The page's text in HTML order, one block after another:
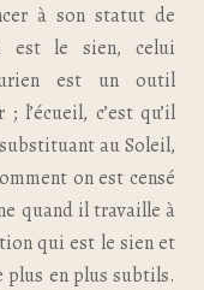
à son statut de
est le sien, celui
est un outil
l’écueil, c’est qu’il
au Soleil,
on est censé
quand il travaille à
qui est le sien et
plus en plus subtils.